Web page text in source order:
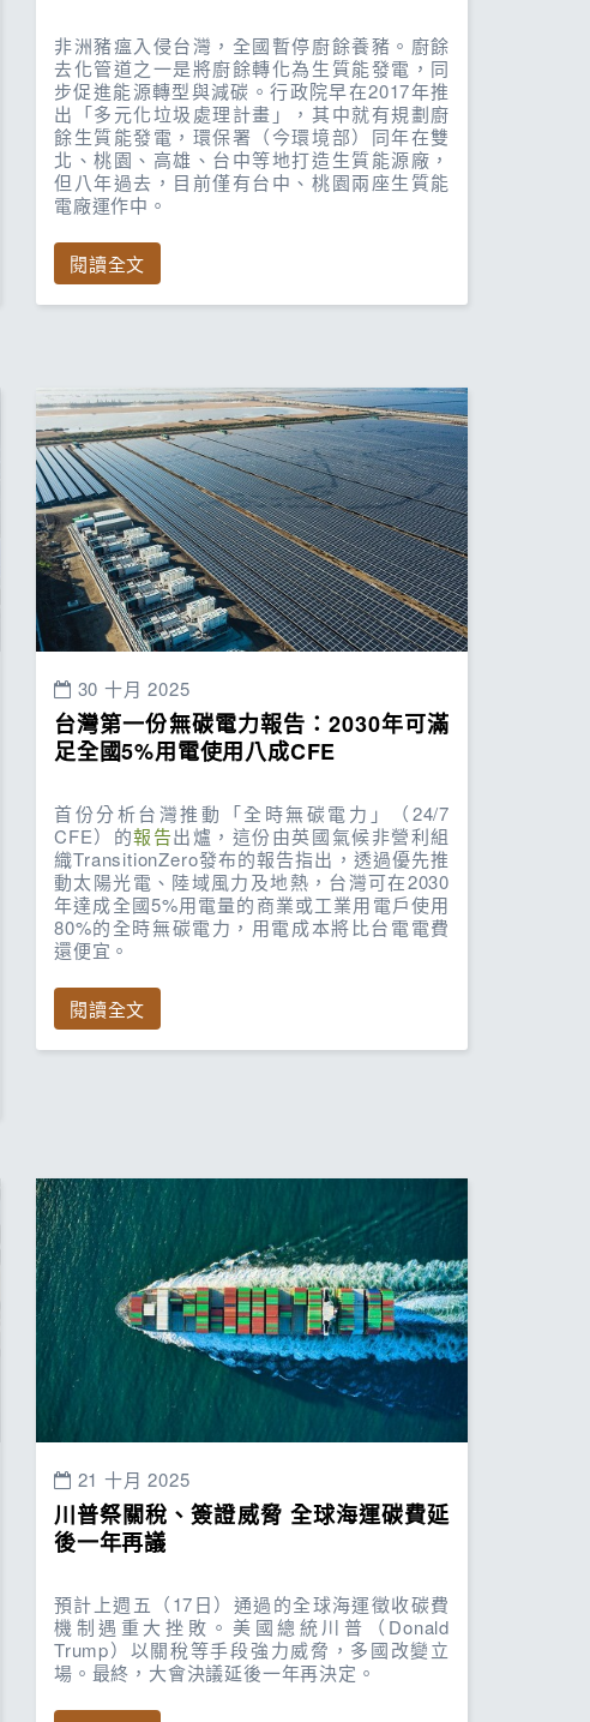
非洲豬瘟入侵台灣，全國暫停廚餘養豬。廚餘
去化管道之一是將廚餘轉化為生質能發電，同
步促進能源轉型與減碳。行政院早在2017年推
出「多元化垃圾處理計畫」，其中就有規劃廚
餘生質能發電，環保署（今環境部）同年在雙
北、桃園、高雄、台中等地打造生質能源廠，
但八年過去，目前僅有台中、桃園兩座生質能
電廠運作中。
閱讀全文
30 十月 2025
台灣第一份無碳電力報告：2030年可滿
足全國5%用電使用八成CFE
首份分析台灣推動「全時無碳電力」（24/7
CFE）的報告出爐，這份由英國氣候非營利組
織TransitionZero發布的報告指出，透過優先推
動太陽光電、陸域風力及地熱，台灣可在2030
年達成全國5%用電量的商業或工業用電戶使用
80%的全時無碳電力，用電成本將比台電電費
還便宜。
閱讀全文
21 十月 2025
川普祭關稅、簽證威脅 全球海運碳費延
後一年再議
預計上週五（17日）通過的全球海運徵收碳費
機制遇重大挫敗。美國總統川普（Donald
Trump）以關稅等手段強力威脅，多國改變立
場。最終，大會決議延後一年再決定。